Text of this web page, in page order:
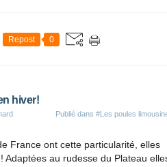
Repost 0
hiver!
Publié dans #Les poules
France ont cette particularité, elles
Adaptées au rudesse du Plateau